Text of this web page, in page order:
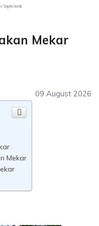
Septictank
Mekar
09 August 2026
Mekar